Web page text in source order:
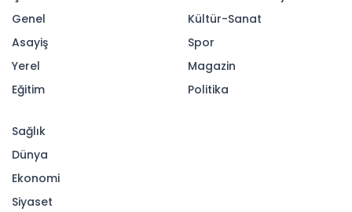
Melikgazi Belediyesi, Yıldırım Beyazıt, Battalgazi,
Eğribucak ve Anbar Mahallesi’nde bulunan
taşınmazlar için satış ihalesi gerçekleştirdi.